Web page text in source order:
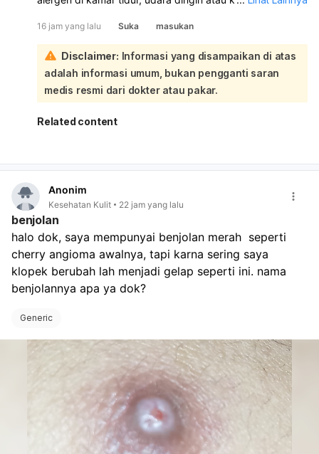
berubah saat malam. Sebaiknya Anda periksa ke dokter
spesialis paru atau alergi/imunologi untuk evaluasi dan
penyesuaian obat. Untuk membantu mengurangi
kambuh, jaga kamar tidur tetap bersih, hindari debu dan
hewan peliharaan, gunakan obat/inhaler sesuai anjuran
dokter, dan tinggikan posisi kepala saat tidur.
16 jam yang lalu Suka masukan
Disclaimer: Informasi yang disampaikan di atas
adalah informasi umum, bukan pengganti saran
medis resmi dari dokter atau pakar.
Related content
Anonim
Kesehatan Kulit 22 jam yang lalu
benjolan
halo dok, saya mempunyai benjolan merah  seperti
cherry angioma awalnya, tapi karna sering saya
klopek berubah lah menjadi gelap seperti ini. nama
benjolannya apa ya dok?
Generic